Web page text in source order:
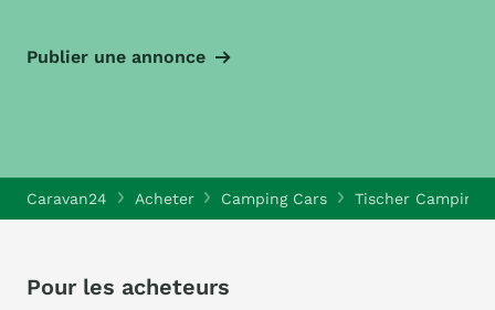
Publier une annonce
Caravan24 Acheter Camping Cars Tischer Camping
Pour les acheteurs